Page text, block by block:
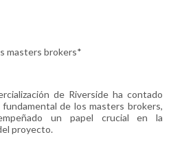
masters brokers*
de Riverside ha contado
de los masters brokers,
un papel crucial en la
proyecto.